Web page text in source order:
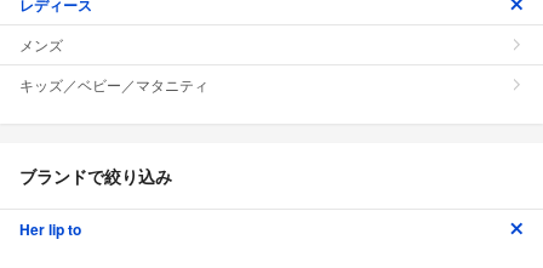
レディース
メンズ
キッズ／ベビー／マタニティ
ブランドで絞り込み
Her lip to